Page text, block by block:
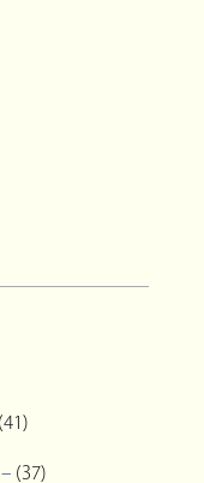
(37)